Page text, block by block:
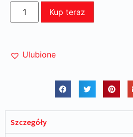
Kup teraz
Ulubione
Szczegóły